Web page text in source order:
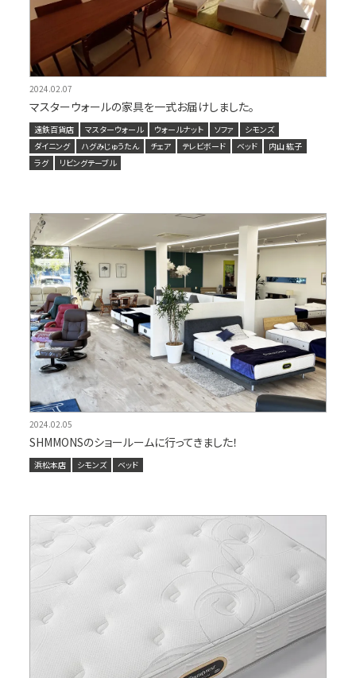
2024.02.07
マスターウォールの家具を一式お届けしました。
遠鉄百貨店 マスターウォール ウォールナット ソファ
シモンズ
ダイニング
ハグみじゅうたん チェア テレビボード ベッド
内山 紘子
ラグ
リビングテーブル
2024.02.05
SHMMONSのショールームに行ってきました！
浜松本店 シモンズ ベッド